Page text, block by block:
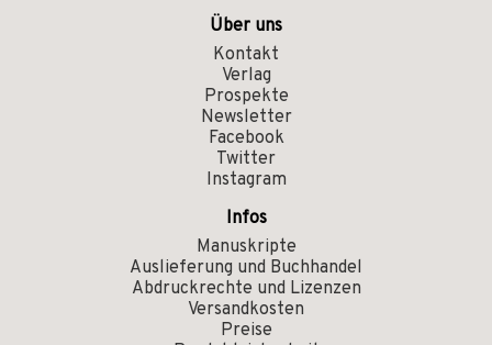
Über uns
Kontakt
Verlag
Prospekte
Newsletter
Facebook
Twitter
Instagram
Infos
Manuskripte
Auslieferung und Buchhandel
Abdruckrechte und Lizenzen
Versandkosten
Preise